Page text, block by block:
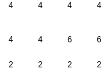
4 4 4 4
4 4 6 6
2 2 2
2